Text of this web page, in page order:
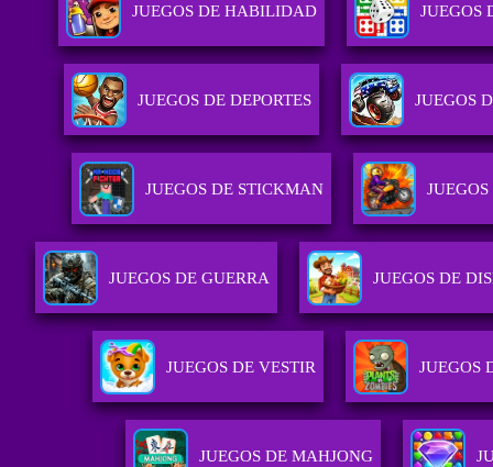
JUEGOS DE HABILIDAD JUEGOS
JUEGOS DE DEPORTES JUEGOS
JUEGOS DE STICKMAN
JUEGOS DE GUERRA JUEGOS DE
JUEGOS DE VESTIR JUEGOS
JUEGOS DE MAHJONG